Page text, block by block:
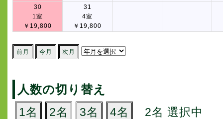
30
1室
￥19,800
31
4室
￥19,800
前月 今月 次月
人数の切り替え
1名 2名 3名 4名 2名 選択中